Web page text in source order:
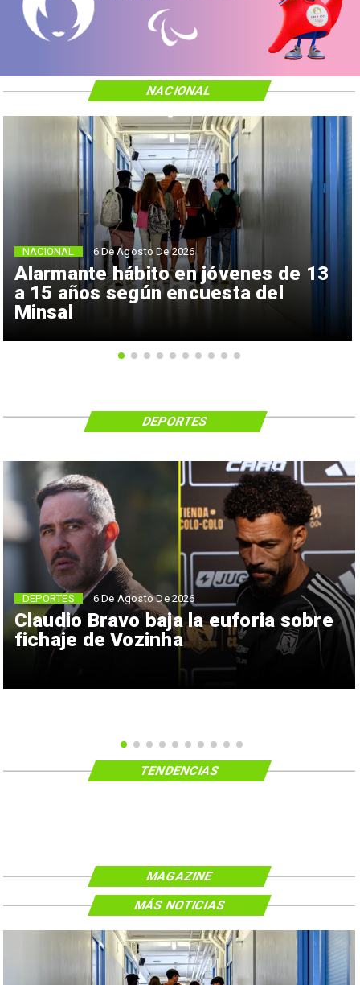
Alarmante hábito en jóvenes de 13
a 15 años según encuesta del
Minsal
NACIONAL 6 De Agosto De 2026
NACIONAL
Claudio Bravo baja la euforia sobre
fichaje de Vozinha
DEPORTES 6 De Agosto De 2026
DEPORTES
TENDENCIAS
MAGAZINE
MÁS NOTICIAS